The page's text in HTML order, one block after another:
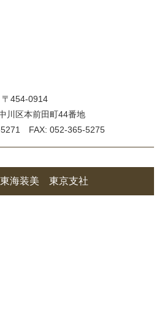
〒454-0914
川区本前田町44番地
FAX: 052-365-5275
海装美 東京支社